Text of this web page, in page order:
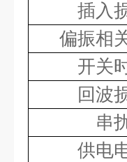
插入
偏振相
开关
回波
串
供电